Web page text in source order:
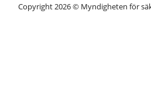
Copyright 2026 © Myndigheten för